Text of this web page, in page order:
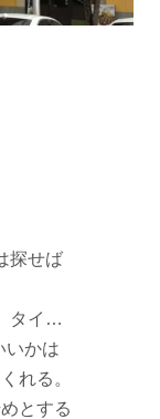
探せば
タイ…
いかは
れる。
とする